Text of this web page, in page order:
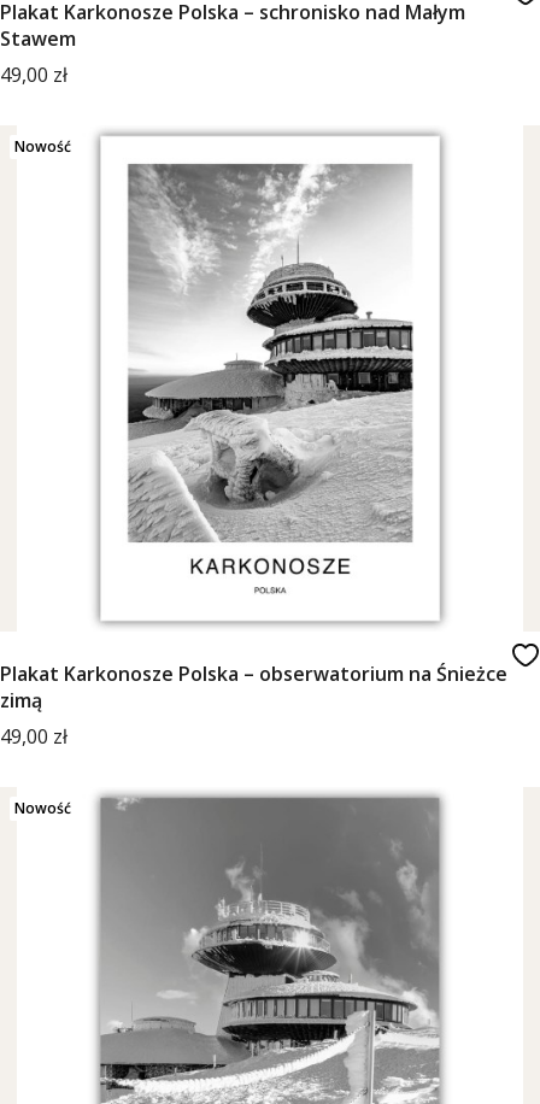
Plakat Karkonosze Polska – schronisko nad Małym
Stawem
Cena
49,00 zł
Nowość
Plakat Karkonosze Polska – obserwatorium na Śnieżce
zimą
Cena
49,00 zł
Nowość